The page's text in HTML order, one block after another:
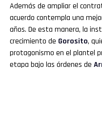
Además de ampliar el
acuerdo contempla una
años. De esta manera, la
crecimiento de Gorosito,
protagonismo en el plantel
etapa bajo las órdenes de